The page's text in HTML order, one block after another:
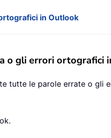
in Outlook
o gli errori ortografici
tutte le parole errate o gli